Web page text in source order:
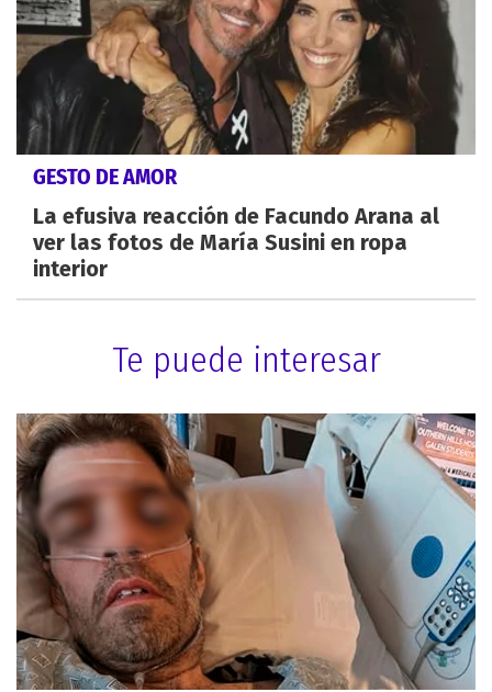
GESTO DE AMOR
La efusiva reacción de Facundo Arana al
ver las fotos de María Susini en ropa
interior
Te puede interesar